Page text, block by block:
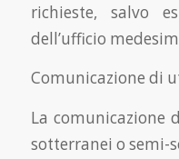
richieste, salvo
dell’ufficio
Comunicazione di
La comunicazione
sotterranei o semi-